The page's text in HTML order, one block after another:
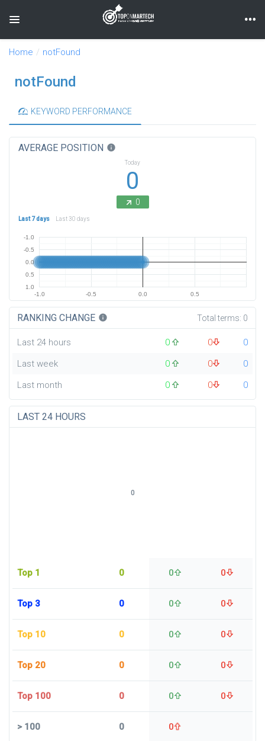
Toggle navigation
Home notFound
notFound
KEYWORD PERFORMANCE
AVERAGE POSITION info
Today
0
0
Last 7 days Last 30 days
-1.0 -0.5 0.0 0.5
-1.0
-0.5
0.0
0.5
1.0
RANKING CHANGE info Total terms: 0
Last 24 hours 0 0
0
Last week
0 0
0
Last month
0 0 0
LAST 24 HOURS
Top 1 0 0 0
Top 3 0 0 0
Top 10 0 0 0
Top 20 0 0 0
Top 100 0 0 0
>100 0 0
0